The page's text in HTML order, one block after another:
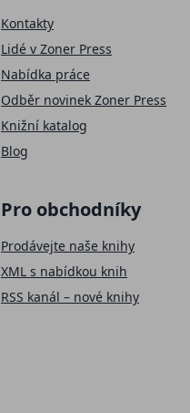
Kontakty
Lidé v Zoner Press
Nabídka práce
Odběr novinek Zoner Press
Knižní katalog
Blog
Pro obchodníky
Prodávejte naše knihy
XML s nabídkou knih
RSS kanál – nové knihy